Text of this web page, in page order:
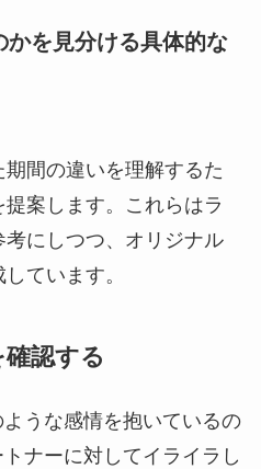
を見分ける具体的な
間の違いを理解するた
案します。これらはラ
にしつつ、オリジナル
ています。
認する
うな感情を抱いているの
ナーに対してイライラし